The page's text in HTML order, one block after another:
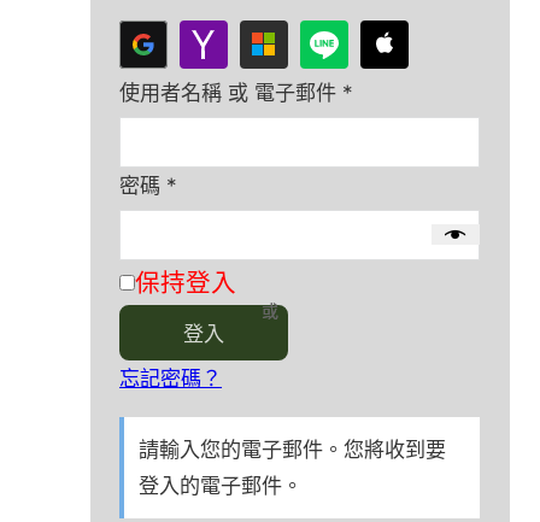
使用者名稱 或 電子郵件 *
密碼 *
保持登入
登入
忘記密碼？
請輸入您的電子郵件。您將收到要
登入的電子郵件。